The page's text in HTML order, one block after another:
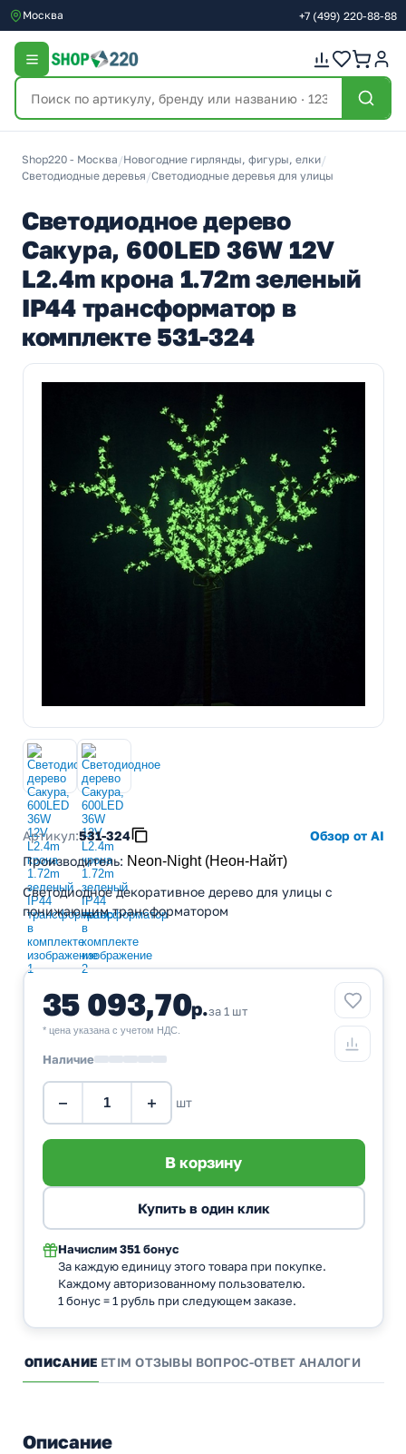
Москва +7 (499) 220-88-88
Shop220 - Москва /Новогодние гирлянды, фигуры, елки/
Светодиодные деревья /Светодиодные деревья для улицы
Светодиодное дерево
Сакура, 600LED 36W 12V
L2.4m крона 1.72m зеленый
IP44 трансформатор в
комплекте 531-324
Артикул:531-324
Обзор от AI
Производитель: Neon-Night (Неон-Найт)
Светодиодное декоративное дерево для улицы с
понижающим трансформатором
35 093,70р.за 1 шт
* цена указана с учетом НДС.
Наличие
− + шт
Начислим 351 бонус
За каждую единицу этого товара при покупке.
Каждому авторизованному пользователю.
1 бонус = 1 рубль при следующем заказе.
ОПИСАНИЕ ETIM ОТЗЫВЫ ВОПРОС-ОТВЕТ АНАЛОГИ
Описание